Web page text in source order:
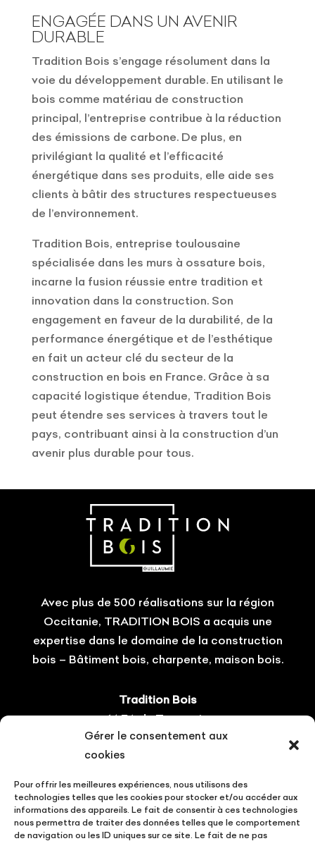
Gérer le consentement aux
cookies
Pour offrir les meilleures expériences, nous utilisons des
technologies telles que les cookies pour stocker et/ou accéder aux
informations des appareils. Le fait de consentir à ces technologies
nous permettra de traiter des données telles que le comportement
de navigation ou les ID uniques sur ce site. Le fait de ne pas
ENGAGÉE DANS UN AVENIR
DURABLE
Tradition Bois s’engage résolument dans la
voie du développement durable. En utilisant le
bois comme matériau de construction
principal, l’entreprise contribue à la réduction
des émissions de carbone. De plus, en
privilégiant la qualité et l’efficacité
énergétique dans ses produits, elle aide ses
clients à bâtir des structures respectueuses
de l’environnement.
Tradition Bois, entreprise toulousaine
spécialisée dans les murs à ossature bois,
incarne la fusion réussie entre tradition et
innovation dans la construction. Son
engagement en faveur de la durabilité, de la
performance énergétique et de l’esthétique
en fait un acteur clé du secteur de la
construction en bois en France. Grâce à sa
capacité logistique étendue, Tradition Bois
peut étendre ses services à travers tout le
pays, contribuant ainsi à la construction d’un
avenir plus durable pour tous.
Avec plus de 500 réalisations sur la région
Occitanie, TRADITION BOIS a acquis une
expertise dans le domaine de la construction
bois – Bâtiment bois, charpente, maison bois.
Tradition Bois
14 ZA du Tourneris
31470 Bonrepos-sur-Aussonnelle
Tel : 05.61.08.60.54
Suivez-nous !